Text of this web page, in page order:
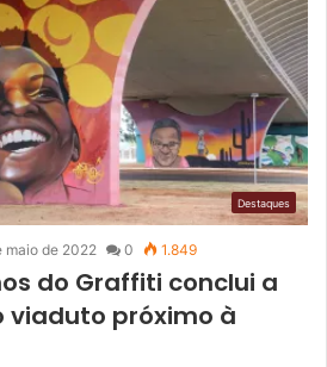
Destaques
maio de 2022 0 1.849
do Graffiti conclui a
viaduto próximo à